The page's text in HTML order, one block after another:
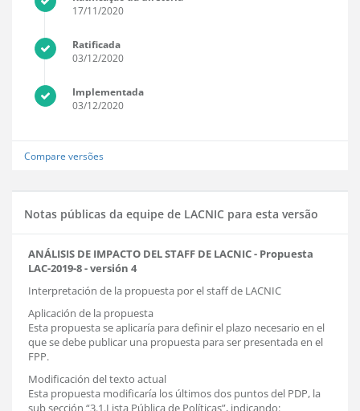
17/11/2020
Ratificada
03/12/2020
Implementada
03/12/2020
Compare versões
Notas públicas da equipe de LACNIC para esta versão
ANÁLISIS DE IMPACTO DEL STAFF DE LACNIC - Propuesta
LAC-2019-8 - versión 4
Interpretación de la propuesta por el staff de LACNIC
Aplicación de la propuesta
Esta propuesta se aplicaría para definir el plazo necesario en el
que se debe publicar una propuesta para ser presentada en el
FPP.
Modificación del texto actual
Esta propuesta modificaría los últimos dos puntos del PDP, la
sub sección “3.1.Lista Pública de Políticas”, indicando: